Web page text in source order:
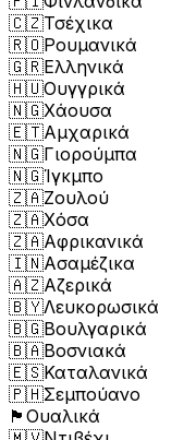
🇨🇿Τσέχικα
🇷🇴Ρουμανικά
🇬🇷Ελληνικά
🇭🇺Ουγγρικά
🇳🇬Χάουσα
🇪🇹Αμχαρικά
🇳🇬Γιορούμπα
🇳🇬Ίγκμπο
🇿🇦Ζουλού
🇿🇦Χόσα
🇿🇦Αφρικανικά
🇮🇳Ασαμέζικα
🇦🇿Αζερικά
🇧🇾Λευκορωσικά
🇧🇬Βουλγαρικά
🇧🇦Βοσνιακά
🇪🇸Καταλανικά
🇵🇭Σεμπούανο
🏴󠁧󠁢󠁷󠁬󠁳󠁿 Ουαλικά